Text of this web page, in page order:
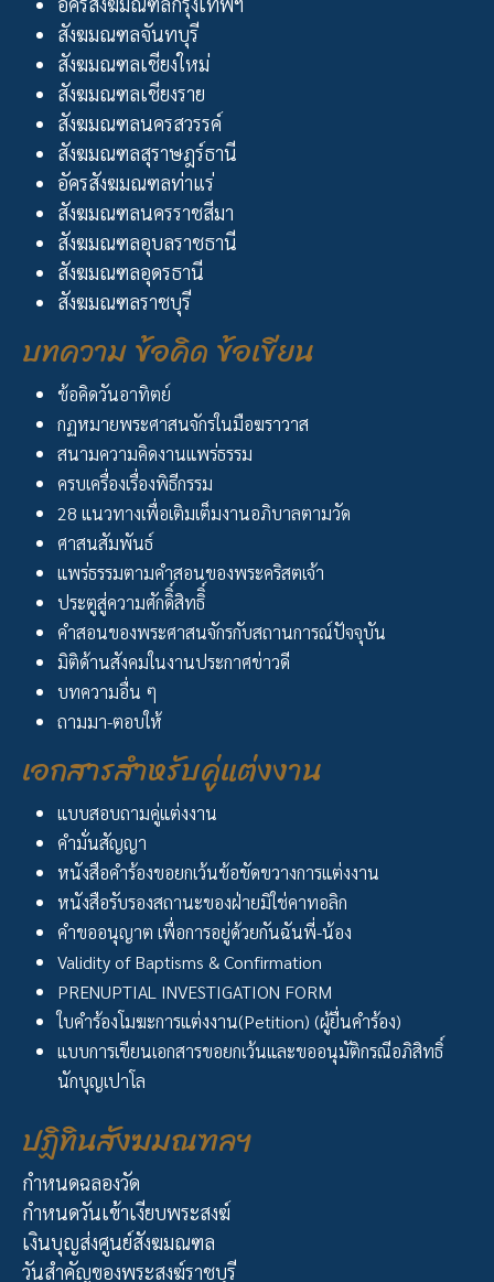
สังฆมณฑลจันทบุรี
สังฆมณฑลเชียงใหม่
สังฆมณฑลเชียงราย
สังฆมณฑลนครสวรรค์
สังฆมณฑลสุราษฎร์ธานี
อัครสังฆมณฑลท่าแร่
สังฆมณฑลนครราชสีมา
สังฆมณฑลอุบลราชธานี
สังฆมณฑลอุดรธานี
สังฆมณฑลราชบุรี
บทความ ข้อคิด ข้อเขียน
ข้อคิดวันอาทิตย์
กฏหมายพระศาสนจักรในมือฆราวาส
สนามความคิดงานแพร่ธรรม
ครบเครื่องเรื่องพิธีกรรม
28 แนวทางเพื่อเติมเต็มงานอภิบาลตามวัด
ศาสนสัมพันธ์
แพร่ธรรมตามคำสอนของพระคริสตเจ้า
ประตูสู่ความศักดิิ์สิทธิิ์
คำสอนของพระศาสนจักรกับสถานการณ์ปัจจุบัน
มิติด้านสังคมในงานประกาศข่าวดี
บทความอื่น ๆ
ถามมา-ตอบให้
เอกสารสำหรับคู่แต่งงาน
แบบสอบถามคู่แต่งงาน
คำมั่นสัญญา
หนังสือคำร้องขอยกเว้นข้อขัดขวางการแต่งงาน
หนังสือรับรองสถานะของฝ่ายมิใช่คาทอลิก
คำขออนุญาต เพื่อการอยู่ด้วยกันฉันพี่-น้อง
Validity of Baptisms & Confirmation
PRENUPTIAL INVESTIGATION FORM
ใบคำร้องโมฆะการแต่งงาน(Petition) (ผู้ยื่นคำร้อง)
แบบการเขียนเอกสารขอยกเว้นและขออนุมัติกรณีอภิสิทธิ์
นักบุญเปาโล
ปฏิทินสังฆมณฑลฯ
กำหนดฉลองวัด
กำหนดวันเข้าเงียบพระสงฆ์
เงินบุญส่งศูนย์สังฆมณฑล
วันสำคัญของพระสงฆ์ราชบุรี